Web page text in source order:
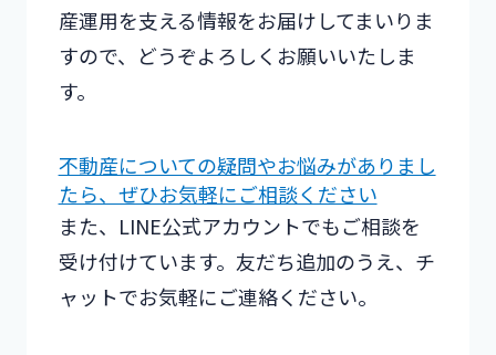
産運用を支える情報をお届けしてまいりま
すので、どうぞよろしくお願いいたしま
す。
不動産についての疑問やお悩みがありまし
たら、ぜひお気軽にご相談ください
また、LINE公式アカウントでもご相談を
受け付けています。友だち追加のうえ、チ
ャットでお気軽にご連絡ください。